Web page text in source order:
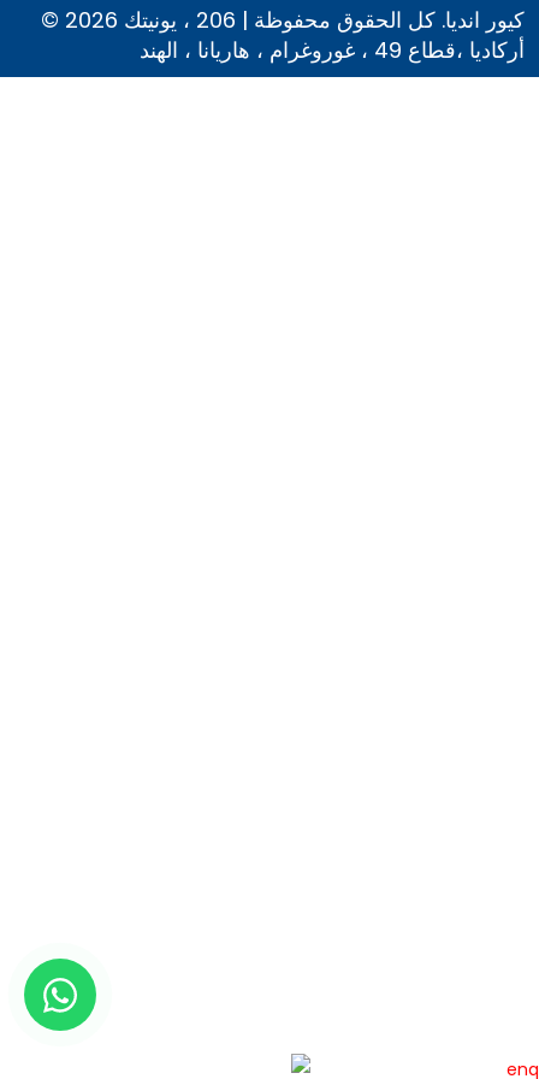
© 2026 كيور انديا. كل الحقوق محفوظة | 206 ، يونيتك
أركاديا ،قطاع 49 ، غوروغرام ، هاريانا ، الهند